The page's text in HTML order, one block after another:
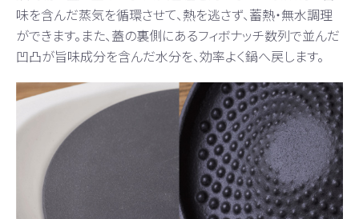
味を含んだ蒸気を循環させて、熱を逃さず、蓄熱・無水調理
ができます。また、蓋の裏側にあるフィボナッチ数列で並んだ
凹凸が旨味成分を含んだ水分を、効率よく鍋へ戻します。